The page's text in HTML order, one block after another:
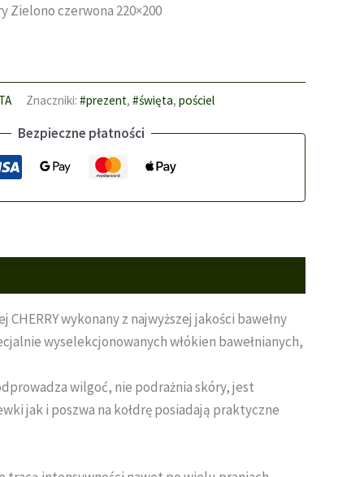
Zielono czerwona 220×200
Znaczniki: #prezent, #święta, pościel
Bezpieczne płatności
wykonany z najwyższej jakości bawełny
wyselekcjonowanych włókien bawełnianych,
wilgoć, nie podrażnia skóry, jest
jak i poszwa na kołdrę posiadają praktyczne